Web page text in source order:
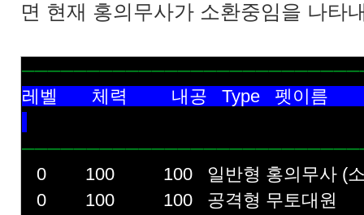
면 현재 홍의무사가 소환중임을 나타
레벨 체력 내공
0 100 100 일반형 홍의무사 (소
0 100 100 공격형 무토대원